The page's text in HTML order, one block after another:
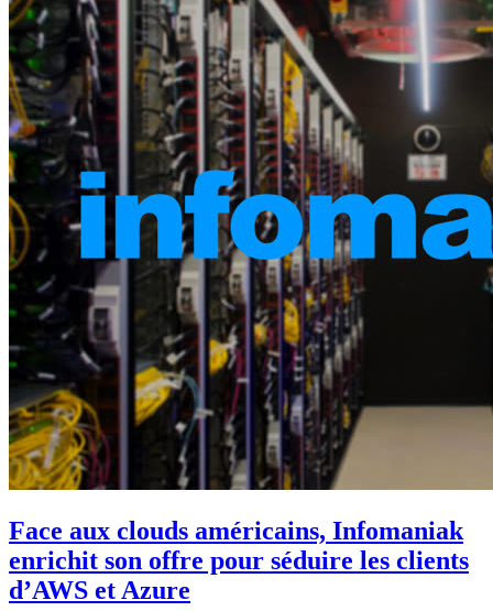
Face aux clouds américains, Infomaniak
enrichit son offre pour séduire les clients
d’AWS et Azure